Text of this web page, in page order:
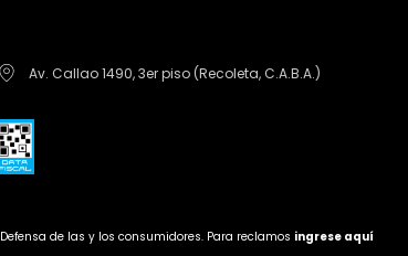
Av. Callao 1490, 3er piso (Recoleta, C.A.B.A.)
Defensa de las y los consumidores. Para reclamos ingrese aquí